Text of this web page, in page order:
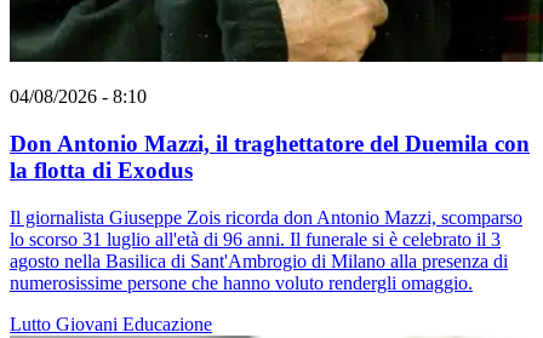
04/08/2026 - 8:10
Don Antonio Mazzi, il traghettatore del Duemila con
la flotta di Exodus
Il giornalista Giuseppe Zois ricorda don Antonio Mazzi, scomparso
lo scorso 31 luglio all'età di 96 anni. Il funerale si è celebrato il 3
agosto nella Basilica di Sant'Ambrogio di Milano alla presenza di
numerosissime persone che hanno voluto rendergli omaggio.
Lutto Giovani Educazione